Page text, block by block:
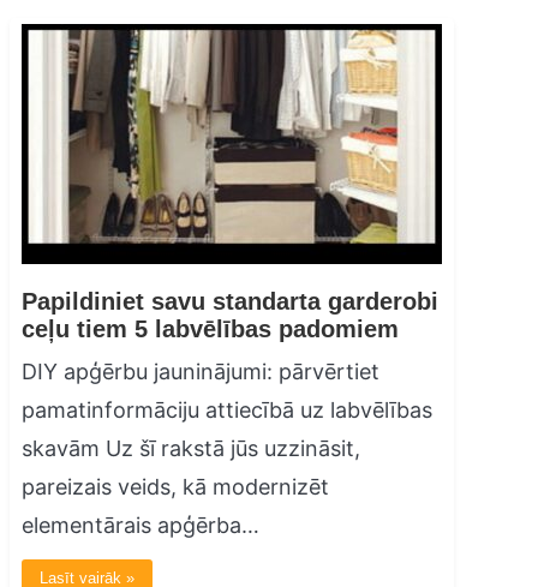
Papildiniet savu standarta garderobi
ceļu tiem 5 labvēlības padomiem
DIY apģērbu jauninājumi: pārvērtiet
pamatinformāciju attiecībā uz labvēlības
skavām Uz šī rakstā jūs uzzināsit,
pareizais veids, kā modernizēt
elementārais apģērba…
Lasīt vairāk »